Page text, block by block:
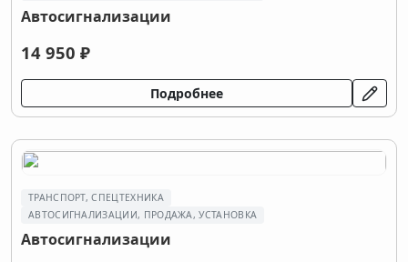
Автосигнализации
14 950 ₽
Подробнее
ТРАНСПОРТ, СПЕЦТЕХНИКА
АВТОСИГНАЛИЗАЦИИ, ПРОДАЖА, УСТАНОВКА
Автосигнализации